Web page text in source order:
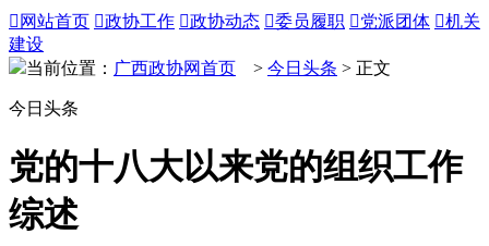
 网站首页 政协工作 政协动态 委员履职 党派团体 机关
建设
当前位置： 广西政协网首页 > 今日头条 > 正文
今日头条
党的十八大以来党的组织工作
综述